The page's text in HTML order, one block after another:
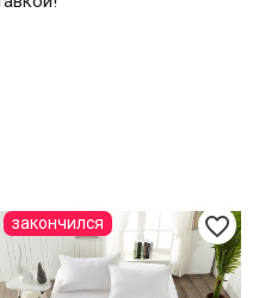
favorite_border
закончился